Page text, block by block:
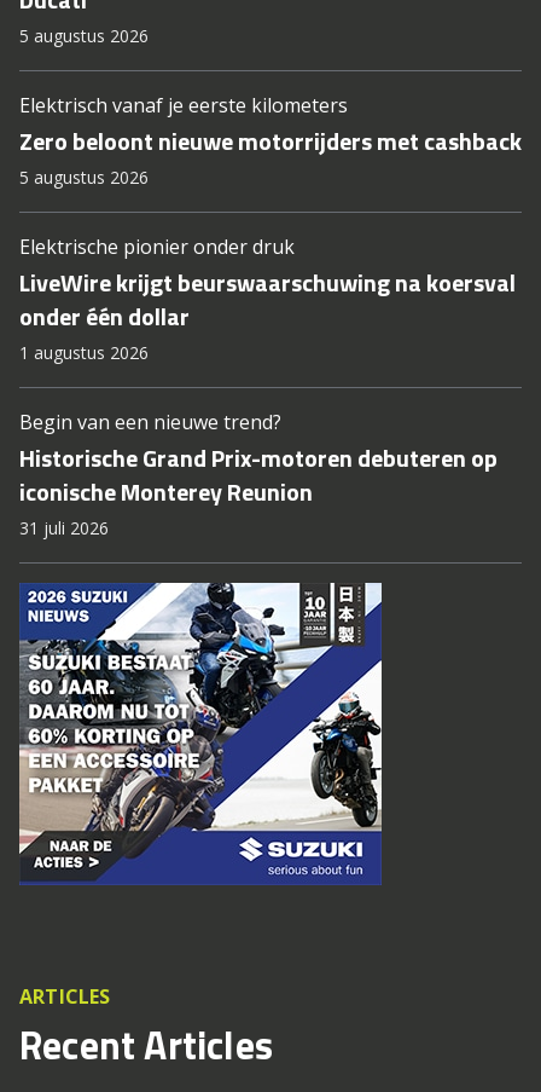
5 augustus 2026
Elektrisch vanaf je eerste kilometers
Zero beloont nieuwe motorrijders met cashback
5 augustus 2026
Elektrische pionier onder druk
LiveWire krijgt beurswaarschuwing na koersval
onder één dollar
1 augustus 2026
Begin van een nieuwe trend?
Historische Grand Prix-motoren debuteren op
iconische Monterey Reunion
31 juli 2026
ARTICLES
Recent Articles